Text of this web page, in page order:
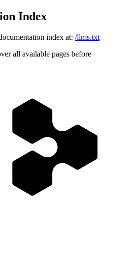
Index
index at: /llms.txt
all available pages before